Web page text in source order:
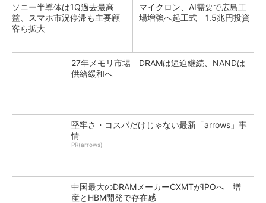
ソニー半導体は1Q過去最高
益、スマホ市況停滞も主要顧
客ら拡大
マイクロン、AI需要で広島工
場増強へ起工式 1.5兆円投資
27年メモリ市場 DRAMは逼迫継続、NANDは
供給緩和へ
堅牢さ・コスパだけじゃない最新「arrows」事
情
PR(arrows)
中国最大のDRAMメーカーCXMTがIPOへ 増
産とHBM開発で存在感